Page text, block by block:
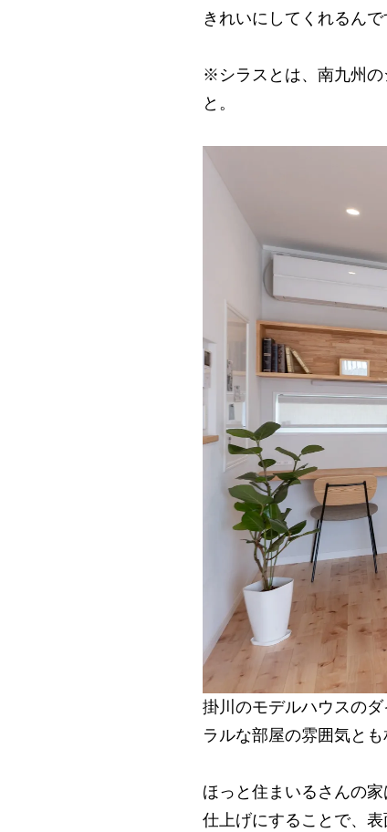
きれいにしてくれるん
※シラスとは、南九州の
と。
掛川のモデルハウスの
ラルな部屋の雰囲気とも
ほっと住まいるさんの
仕上げにすることで、